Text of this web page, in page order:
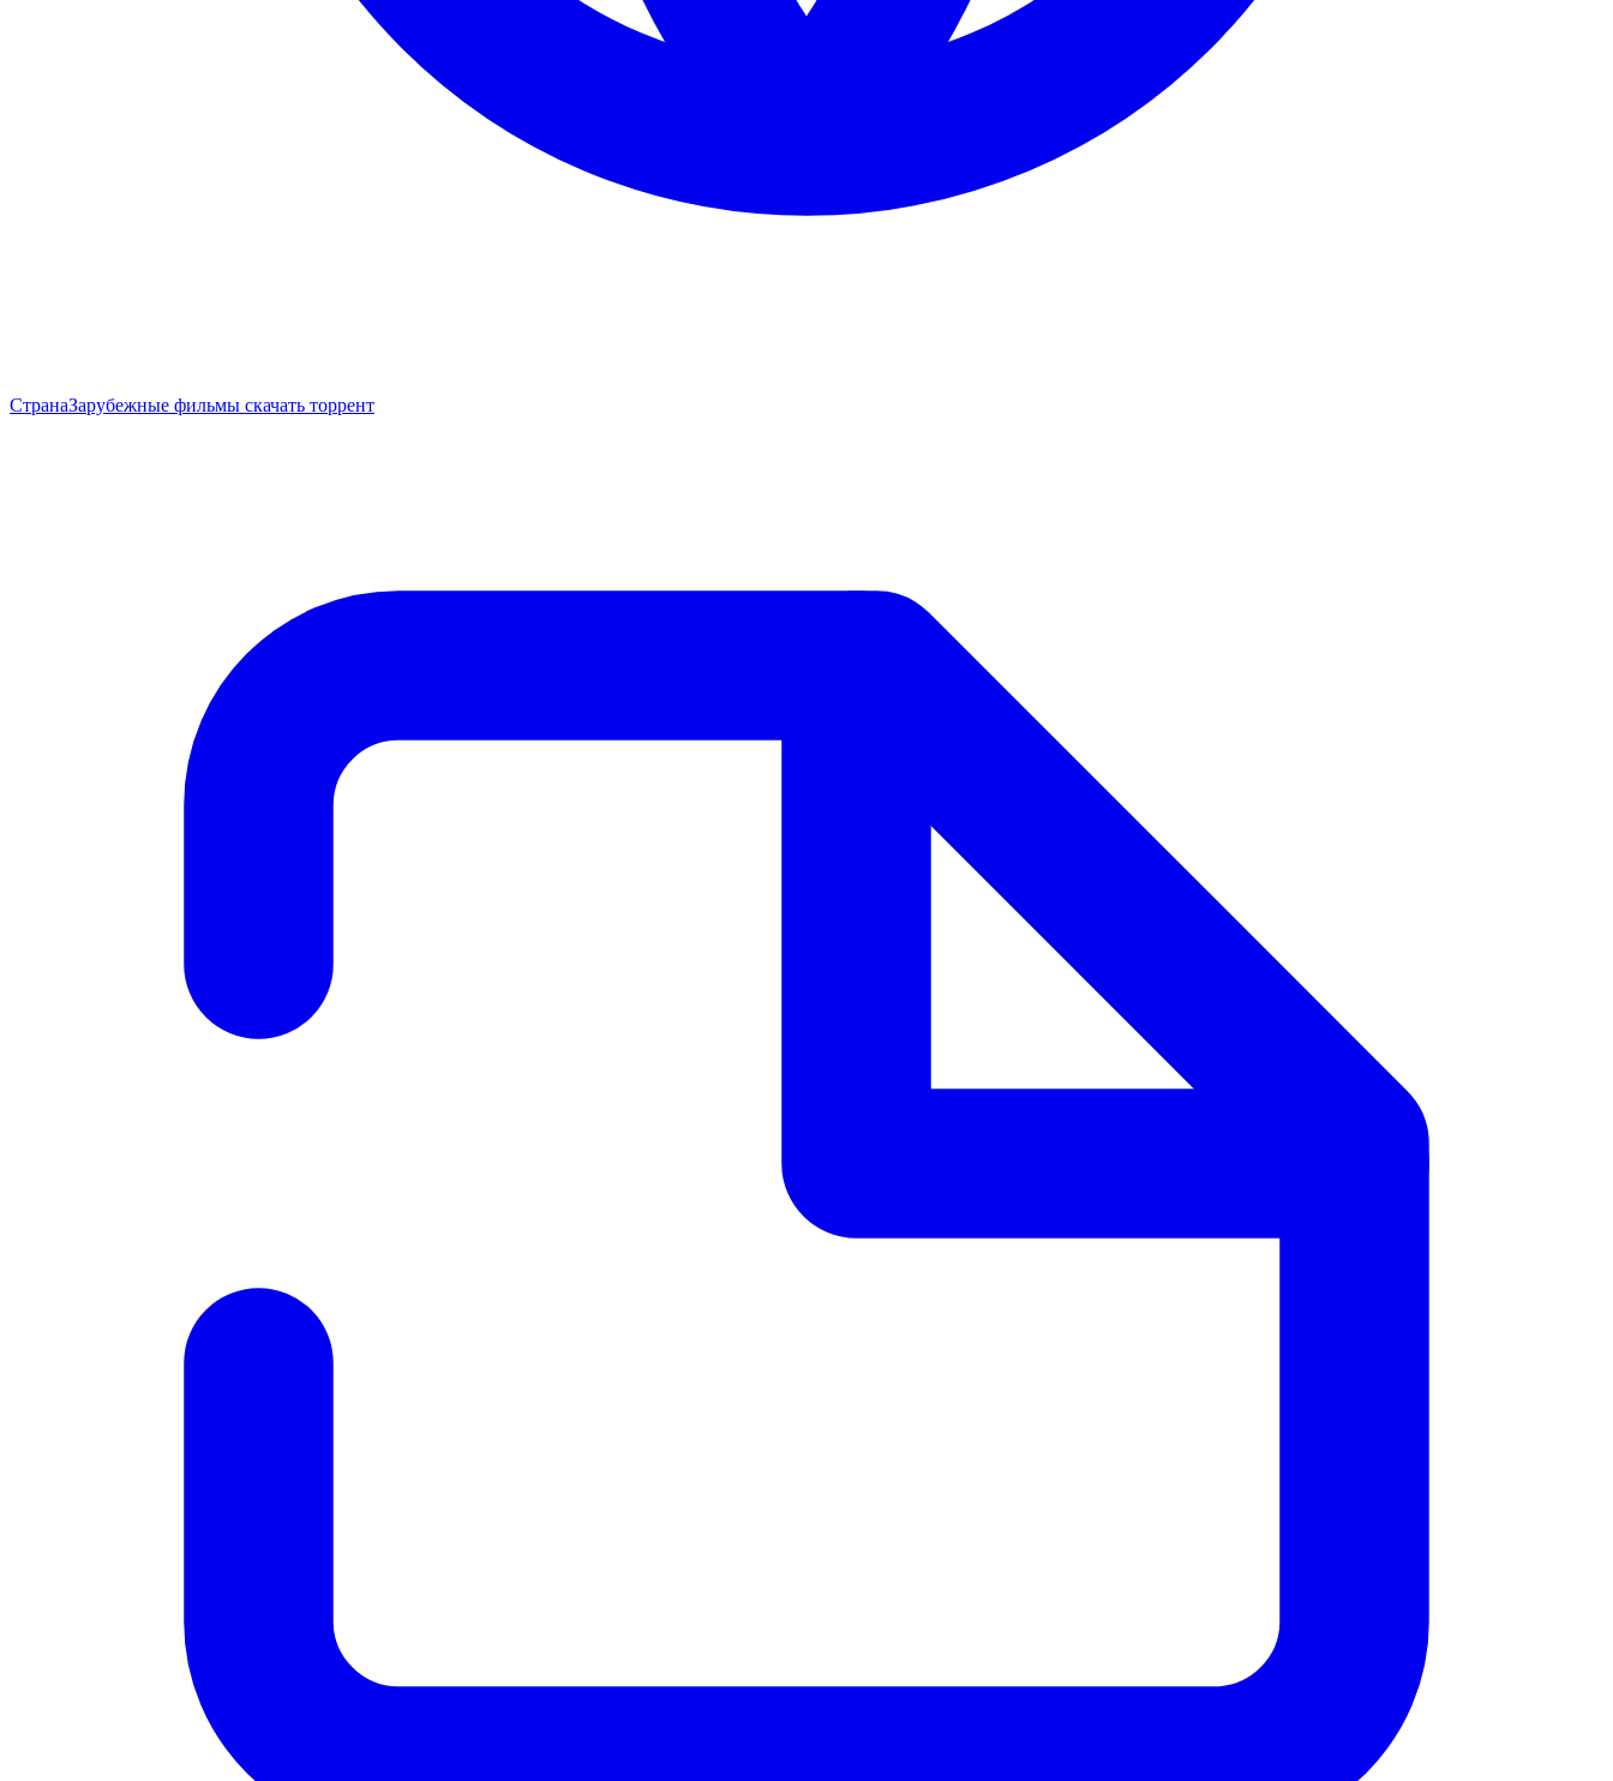
СтранаЗарубежные фильмы скачать торрент